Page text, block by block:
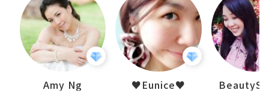
Amy Ng ♥Eunice♥